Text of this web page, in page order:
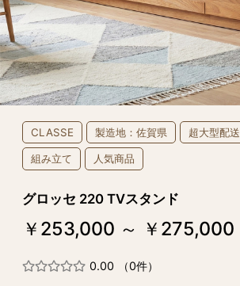
CLASSE 製造地：佐賀県 超大型配送
組み立て 人気商品
グロッセ 220 TVスタンド
￥253,000 ～ ￥275,000
0.00 （0件）